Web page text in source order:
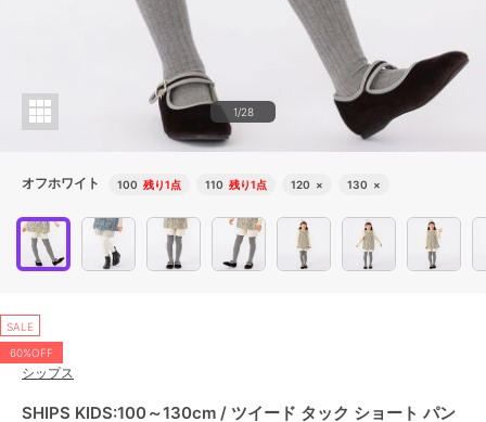
1/28
オフホワイト 100 残り1点 110 残り1点 120 × 130 ×
SALE
60%OFF
シップス
SHIPS KIDS:100～130cm / ツイード タック ショート パン